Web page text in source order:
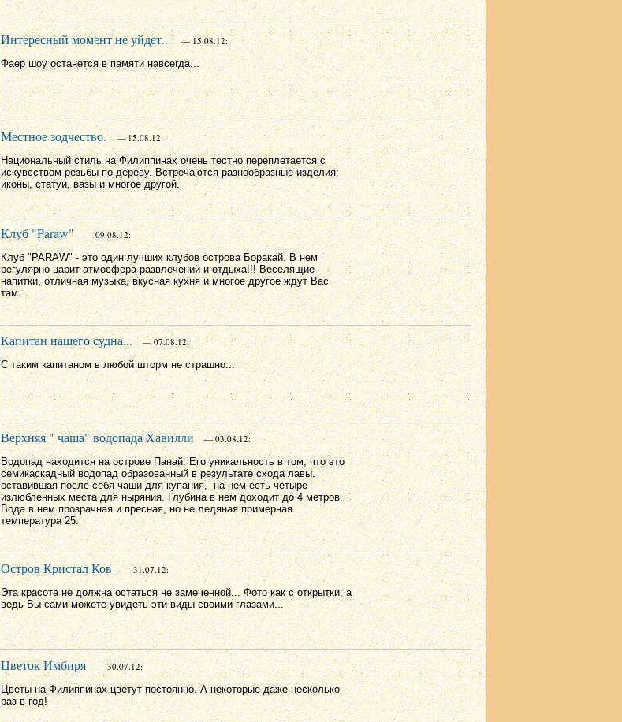
Интересный момент не уйдет...
— 15.08.12:
Фаер шоу останется в памяти навсегда...
Местное зодчество.
— 15.08.12:
Национальный стиль на Филиппинах очень тестно переплетается с
искувсством резьбы по дереву. Встречаются разнообразные изделия:
иконы, статуи, вазы и многое другой.
Клуб "Paraw"
— 09.08.12:
Клуб "PARAW" - это один лучших клубов острова Боракай. В нем
регулярно царит атмосфера развлечений и отдыха!!! Веселящие
напитки, отличная музыка, вкусная кухня и многое другое ждут Вас
там...
Капитан нашего судна...
— 07.08.12:
С таким капитаном в любой шторм не страшно...
Верхняя " чаша" водопада Хавилли
— 03.08.12:
Водопад находится на острове Панай. Его уникальность в том, что это
семикаскадный водопад образованный в результате схода лавы,
оставившая после себя чаши для купания, на нем есть четыре
излюбленных места для ныряния. Глубина в нем доходит до 4 метров.
Вода в нем прозрачная и пресная, но не ледяная примерная
температура 25.
Остров Кристал Ков
— 31.07.12:
Эта красота не должна остаться не замеченной... Фото как с открытки, а
ведь Вы сами можете увидеть эти виды своими глазами...
Цветок Имбиря
— 30.07.12:
Цветы на Филиппинах цветут постоянно. А некоторые даже несколько
раз в год!